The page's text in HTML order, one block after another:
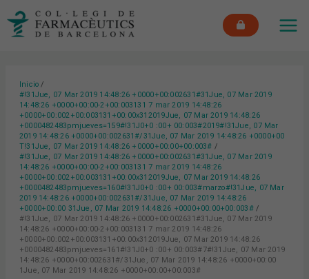
Inicio
#!31Jue, 07 Mar 2019 14:48:26 +0000+00:002631#31Jue, 07 Mar 2019
14:48:26 +0000+00:00-2+00:003131 7 mar 2019 14:48:26
+0000+00:002+00:003131+00:00x312019Jue, 07 Mar 2019 14:48:26
+0000482483pmjueves=159#!31J0+0 :00+ 00:003#2019#!31Jue, 07 Mar
2019 14:48:26 +0000+00:002631#/31Jue, 07 Mar 2019 14:48:26 +0000+00
T!31Jue, 07 Mar 2019 14:48:26 +0000+00:00+00:003#
#!31Jue, 07 Mar 2019 14:48:26 +0000+00:002631#31Jue, 07 Mar 2019
14:48:26 +0000+00:00-2+00:003131 7 mar 2019 14:48:26
+0000+00:002+00:003131+00:00x312019Jue, 07 Mar 2019 14:48:26
+0000482483pmjueves=160#!31J0+0 :00+ 00:003#marzo#!31Jue, 07 Mar
2019 14:48:26 +0000+00:002631#/31Jue, 07 Mar 2019 14:48:26
+0000+00:00 31Jue, 07 Mar 2019 14:48:26 +0000+00:00+00:003#
#!31Jue, 07 Mar 2019 14:48:26 +0000+00:002631#31Jue, 07 Mar 2019
14:48:26 +0000+00:00-2+00:003131 7 mar 2019 14:48:26
+0000+00:002+00:003131+00:00x312019Jue, 07 Mar 2019 14:48:26
+0000482483pmjueves=161#!31J0+0 :00+ 00:003#7#!31Jue, 07 Mar 2019
14:48:26 +0000+00:002631#/31Jue, 07 Mar 2019 14:48:26 +0000+00:00
1Jue, 07 Mar 2019 14:48:26 +0000+00:00+00:003#